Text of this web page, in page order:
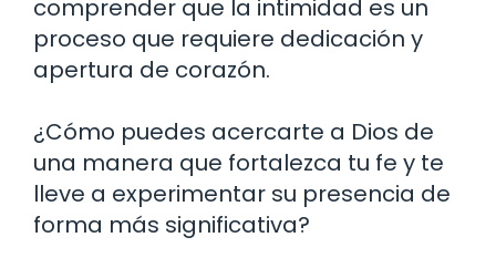
comprender que la intimidad es un
proceso que requiere dedicación y
apertura de corazón.
¿Cómo puedes acercarte a Dios de
una manera que fortalezca tu fe y te
lleve a experimentar su presencia de
forma más significativa?